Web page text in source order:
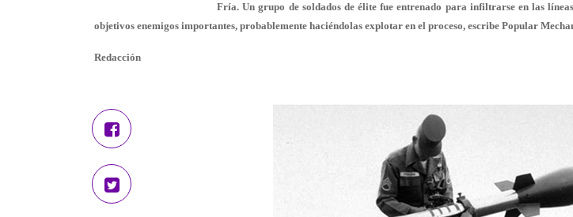
Fría. Un grupo de soldados de élite fue entrenado para infiltrarse en las
objetivos enemigos importantes, probablemente haciéndolas explotar en el proceso, escribe Popular
Redacción